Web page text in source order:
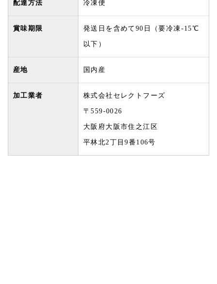
配達方法 冷凍便
賞味期限 発送日を含めて90日（要冷凍-15℃
以下）
産地 国内産
加工業者 株式会社セレクトフーズ
〒559-0026
大阪府大阪市住之江区
平林北2丁目9番106号